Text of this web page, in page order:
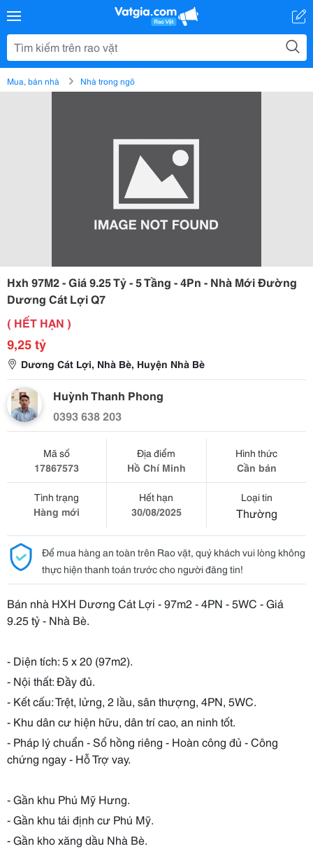
Mua, bán nhà Nhà trong ngõ
Hxh 97M2 - Giá 9.25 Tỷ - 5 Tầng - 4Pn - Nhà Mới Đường
Dương Cát Lợi Q7
( HẾT HẠN )
9,25 tỷ
Dương Cát Lợi, Nhà Bè, Huyện Nhà Bè
Huỳnh Thanh Phong
0393 638 203
Mã số
17867573
Địa điểm
Hồ Chí Minh
Hình thức
Cần bán
Tình trạng
Hàng mới
Hết hạn
30/08/2025
Loại tin
Thường
Để mua hàng an toàn trên Rao vặt, quý khách vui lòng không
thực hiện thanh toán trước cho người đăng tin!
Bán nhà HXH Dương Cát Lợi - 97m2 - 4PN - 5WC - Giá
9.25 tỷ - Nhà Bè.
- Diện tích: 5 x 20 (97m2).
- Nội thất: Đầy đủ.
- Kết cấu: Trệt, lửng, 2 lầu, sân thượng, 4PN, 5WC.
- Khu dân cư hiện hữu, dân trí cao, an ninh tốt.
- Pháp lý chuẩn - Sổ hồng riêng - Hoàn công đủ - Công
chứng ngay - Hỗ Trợ vay.
- Gần khu Phú Mỹ Hưng.
- Gần khu tái định cư Phú Mỹ.
- Gần kho xăng dầu Nhà Bè.